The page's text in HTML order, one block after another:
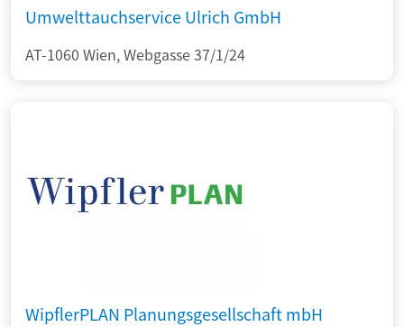
Umwelttauchservice Ulrich GmbH
AT-1060 Wien, Webgasse 37/1/24
WipflerPLAN Planungsgesellschaft mbH